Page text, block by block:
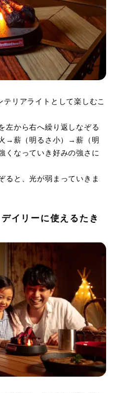
テリアライトとして楽しむこ
左から右へ繰り返しなぞる
→薪（明るさ小）→薪（明
くなっていき好みの強さに
ると、光が弱まっていきま
イリーに使えるたき